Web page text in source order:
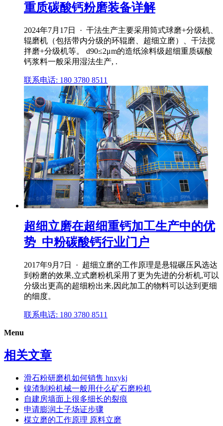
重质碳酸钙粉磨装备详解
2024年7月17日 · 干法生产主要采用筒式球磨+分级机、
辊磨机（包括带内分级的环辊磨、超细立磨）、干法搅
拌磨+分级机等。 d90≤2μm的造纸涂料级超细重质碳酸
钙浆料一般采用湿法生产, .
联系电话: 180 3780 8511
超细立磨在超细重钙加工生产中的优
势_中粉碳酸钙行业门户
2017年9月7日 · 超细立磨的工作原理是悬辊碾压风选达
到粉磨的效果,立式磨粉机采用了更为先进的分析机,可以
分级出更高的超细粉出来,因此加工的物料可以达到更细
的细度。
联系电话: 180 3780 8511
Menu
相关文章
滑石粉研磨机如何销售 hnxykj
镍渣制粉机械一般用什么矿石磨粉机
自建房墙面上很多细长的裂痕
申请膨润土子场证步骤
楳立磨的工作原理 原料立磨